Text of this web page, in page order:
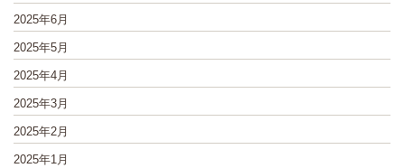
2025年6月
2025年5月
2025年4月
2025年3月
2025年2月
2025年1月